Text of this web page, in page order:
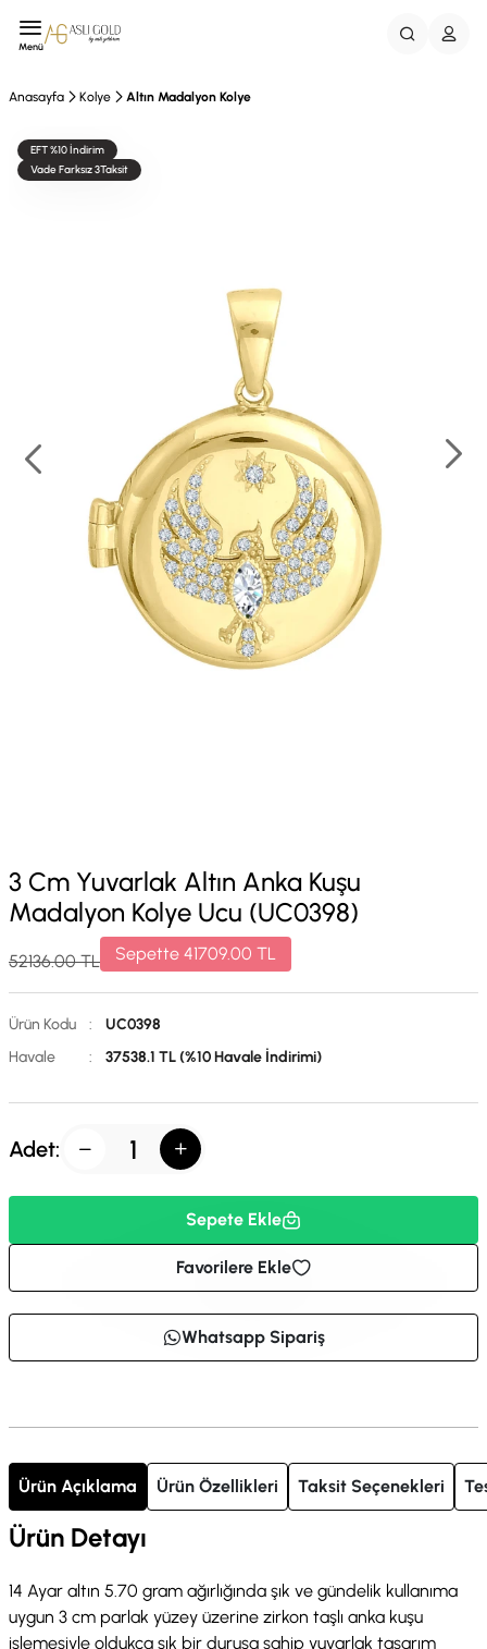
Menü
Anasayfa Kolye Altın Madalyon Kolye
EFT %10 İndirim
Vade Farksız 3Taksit
3 Cm Yuvarlak Altın Anka Kuşu
Madalyon Kolye Ucu (UC0398)
52136.00TL Sepette 41709.00 TL
Ürün Kodu :
UC0398
Havale
: 37538.1 TL (%10 Havale İndirimi)
Adet:
Sepete Ekle
Favorilere Ekle
Whatsapp Sipariş
Ürün Açıklama Ürün Özellikleri Taksit Seçenekleri
Ürün Detayı
14 Ayar altın 5.70 gram ağırlığında şık ve gündelik kullanıma
uygun 3 cm parlak yüzey üzerine zirkon taşlı anka kuşu
işlemesiyle oldukça şık bir duruşa sahip yuvarlak tasarım